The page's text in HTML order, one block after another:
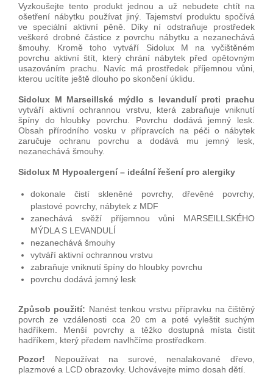
Vyzkoušejte tento produkt jednou a už nebudete chtít na
ošetření nábytku používat jiný. Tajemství produktu spočívá
ve speciální aktivní pěně. Díky ní odstraňuje prostředek
veškeré drobné částice z povrchu nábytku a nezanechává
šmouhy. Kromě toho vytváří Sidolux M na vyčištěném
povrchu aktivní štít, který chrání nábytek před opětovným
usazováním prachu. Navíc má prostředek příjemnou vůni,
kterou ucítíte ještě dlouho po skončení úklidu.
Sidolux M Marseillské mýdlo s levandulí proti prachu
vytváří aktivní ochrannou vrstvu, která zabraňuje vniknutí
špíny do hloubky povrchu. Povrchu dodává jemný lesk.
Obsah přírodního vosku v přípravcích na péči o nábytek
zaručuje ochranu povrchu a dodává mu jemný lesk,
nezanechává šmouhy.
Sidolux M Hypoalergení – ideální řešení pro alergiky
dokonale čistí skleněné povrchy, dřevěné povrchy,
plastové povrchy, nábytek z MDF
zanechává svěží příjemnou vůni MARSEILLSKÉHO
MÝDLA S LEVANDULÍ
nezanechává šmouhy
vytváří aktivní ochrannou vrstvu
zabraňuje vniknutí špíny do hloubky povrchu
povrchu dodává jemný lesk
Způsob použití: Nanést tenkou vrstvu přípravku na čištěný
povrch ze vzdálenosti cca 20 cm a poté vyleštit suchým
hadříkem. Menší povrchy a těžko dostupná místa čistit
hadříkem, který předem navlhčíme prostředkem.
Pozor! Nepoužívat na surové, nenalakované dřevo,
plazmové a LCD obrazovky. Uchovávejte mimo dosah dětí.